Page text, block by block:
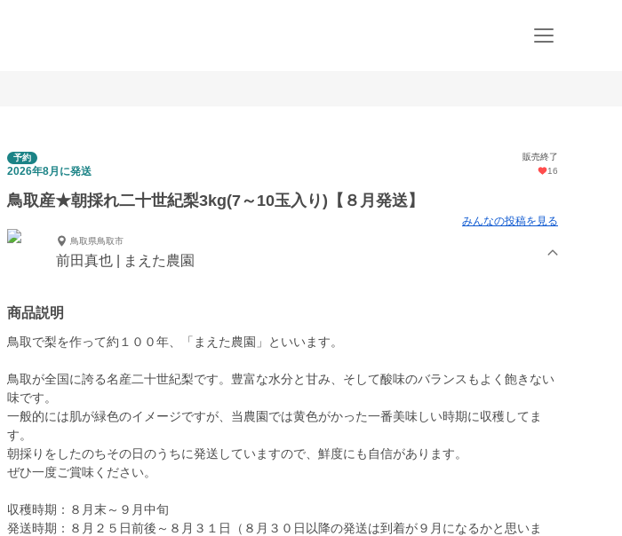
予約 販売終了
2026年8月に発送 16
鳥取産★朝採れ二十世紀梨3kg(7～10玉入り)【８月発送】
みんなの投稿を見る
鳥取県鳥取市
前田真也 | まえた農園
商品説明
鳥取で梨を作って約１００年、「まえた農園」といいます。
鳥取が全国に誇る名産二十世紀梨です。豊富な水分と甘み、そして酸味のバランスもよく飽きない
味です。
一般的には肌が緑色のイメージですが、当農園では黄色がかった一番美味しい時期に収穫してま
す。
朝採りをしたのちその日のうちに発送していますので、鮮度にも自信があります。
ぜひ一度ご賞味ください。
収穫時期：８月末～９月中旬
発送時期：８月２５日前後～８月３１日（８月３０日以降の発送は到着が９月になるかと思いま